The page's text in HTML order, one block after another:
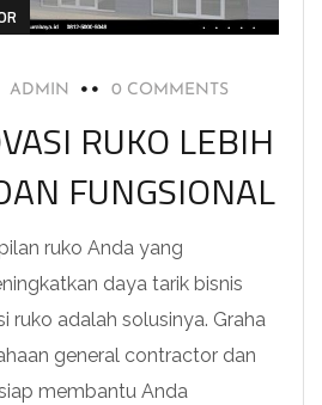
ADMIN 0 COMMENTS
RUKO LEBIH
FUNGSIONAL
ruko Anda yang
daya tarik bisnis
ruko adalah solusinya. Graha
general contractor dan
membantu Anda